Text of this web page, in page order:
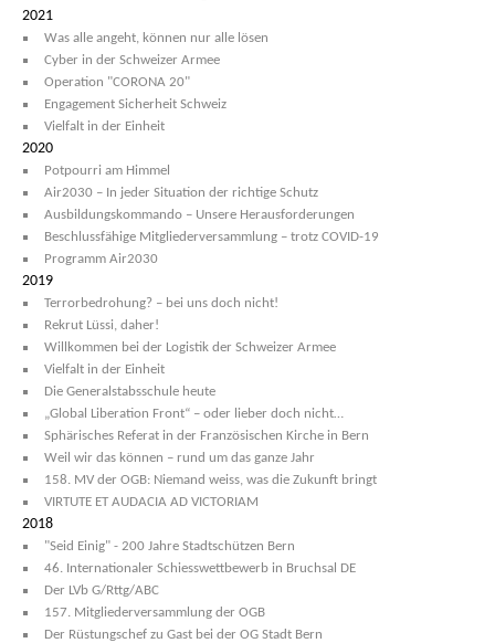
2021
Was alle angeht, können nur alle lösen
Cyber in der Schweizer Armee
Operation "CORONA 20"
Engagement Sicherheit Schweiz
Vielfalt in der Einheit
2020
Potpourri am Himmel
Air2030 – In jeder Situation der richtige Schutz
Ausbildungskommando – Unsere Herausforderungen
Beschlussfähige Mitgliederversammlung – trotz COVID-19
Programm Air2030
2019
Terrorbedrohung? – bei uns doch nicht!
Rekrut Lüssi, daher!
Willkommen bei der Logistik der Schweizer Armee
Vielfalt in der Einheit
Die Generalstabsschule heute
„Global Liberation Front“ – oder lieber doch nicht…
Sphärisches Referat in der Französischen Kirche in Bern
Weil wir das können – rund um das ganze Jahr
158. MV der OGB: Niemand weiss, was die Zukunft bringt
VIRTUTE ET AUDACIA AD VICTORIAM
2018
"Seid Einig" - 200 Jahre Stadtschützen Bern
46. Internationaler Schiesswettbewerb in Bruchsal DE
Der LVb G/Rttg/ABC
157. Mitgliederversammlung der OGB
Der Rüstungschef zu Gast bei der OG Stadt Bern